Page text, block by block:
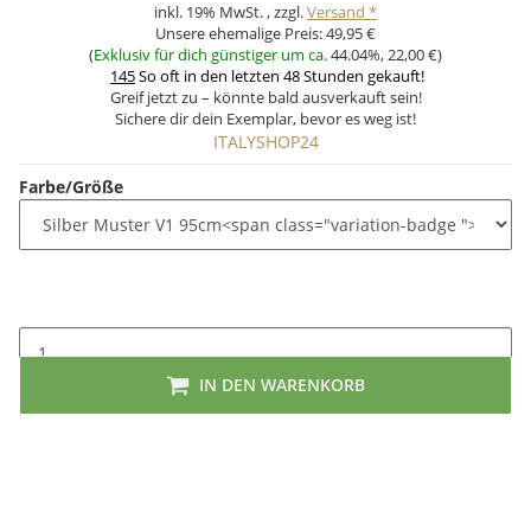
inkl. 19% MwSt. , zzgl.Versand *
Unsere ehemalige Preis:49,95 €
(Exklusiv für dich günstiger um ca.44.04%,22,00 €)
145So oft in den letzten 48 Stunden gekauft!
Greif jetzt zu – könnte bald ausverkauft sein!
Sichere dir dein Exemplar, bevor es weg ist!
ITALYSHOP24
Farbe/Größe
IN DEN WARENKORB